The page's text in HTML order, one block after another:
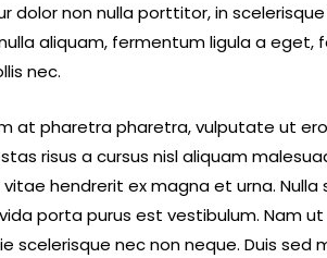
dolor non nulla porttitor, in
aliquam, fermentum ligula a
nec.
at pharetra pharetra, vulputate ut
risus a cursus nisl aliquam
hendrerit ex magna et urna.
porta purus est vestibulum. Nam
scelerisque nec non neque. Duis